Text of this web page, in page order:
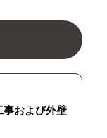
および外壁